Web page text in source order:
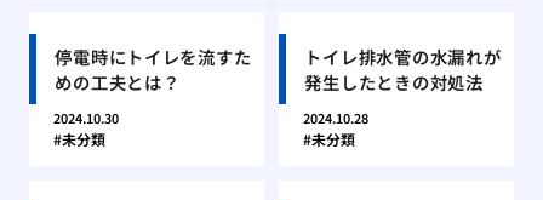
停電時にトイレを流すた
めの工夫とは？
2024.10.30
未分類
トイレ排水管の水漏れが
発生したときの対処法
2024.10.28
未分類